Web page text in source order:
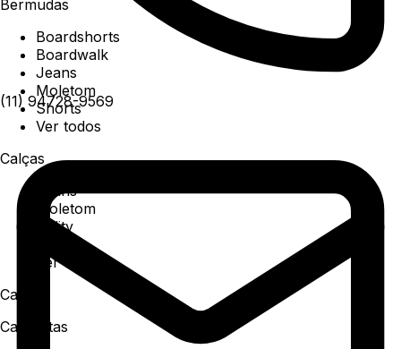
(11) 94728-9569
Bermudas
Boardshorts
Boardwalk
Jeans
Moletom
Shorts
Ver todos
Calças
Jeans
Moletom
Utility
Ver todos
Camisa
Camisetas